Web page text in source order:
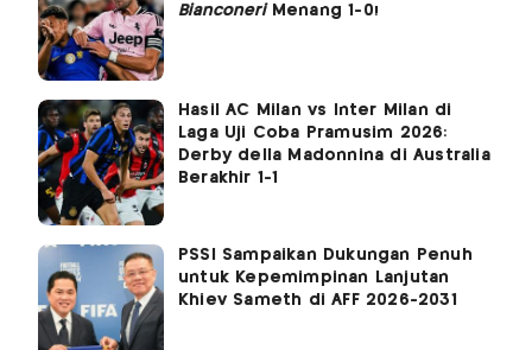
BianconeriMenang 1-0!
Hasil AC Milan vs Inter Milan di
Laga Uji Coba Pramusim 2026:
Derby della Madonnina di Australia
Berakhir 1-1
PSSI Sampaikan Dukungan Penuh
untuk Kepemimpinan Lanjutan
Khiev Sameth di AFF 2026-2031